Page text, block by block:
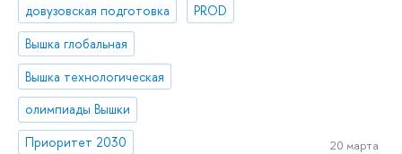
довузовская подготовка
PROD
Вышка глобальная
Вышка технологическая
олимпиады Вышки
Приоритет 2030
20 марта